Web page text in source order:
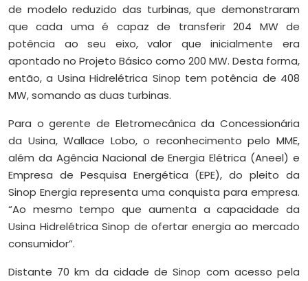
de modelo reduzido das turbinas, que demonstraram
que cada uma é capaz de transferir 204 MW de
potência ao seu eixo, valor que inicialmente era
apontado no Projeto Básico como 200 MW. Desta forma,
então, a Usina Hidrelétrica Sinop tem potência de 408
MW, somando as duas turbinas.
Para o gerente de Eletromecânica da Concessionária
da Usina, Wallace Lobo, o reconhecimento pelo MME,
além da Agência Nacional de Energia Elétrica (Aneel) e
Empresa de Pesquisa Energética (EPE), do pleito da
Sinop Energia representa uma conquista para empresa.
“Ao mesmo tempo que aumenta a capacidade da
Usina Hidrelétrica Sinop de ofertar energia ao mercado
consumidor”.
Distante 70 km da cidade de Sinop com acesso pela